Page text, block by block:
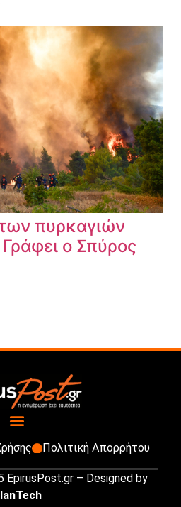
πυρκαγιών
ο Σπύρος
Πολιτική Απορρήτου
– Designed by